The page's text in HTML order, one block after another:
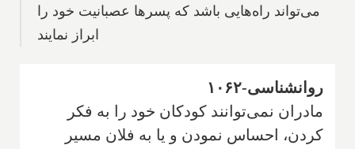
می‌تواند راه‌هایی باشد که پسرها عصبانیت خود را
ابراز نمایند
روانشناسی-۱۰۶۲
مادران نمی‌توانند کودکان خود را به فکر
کردن، احساس نمودن و یا به فلان مسیر